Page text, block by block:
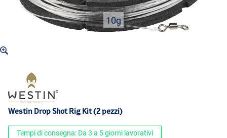
10g
Westin Drop Shot Rig Kit (2 pezzi)
Tempi di consegna: Da 3 a 5 giorni lavorativi